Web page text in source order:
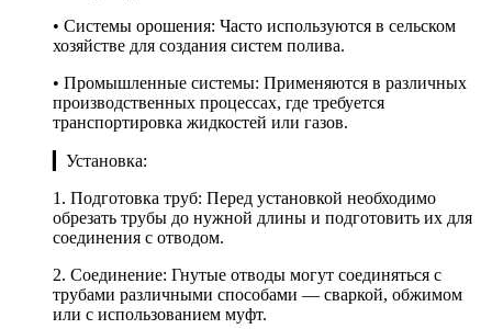
• Системы орошения: Часто используются в сельском
хозяйстве для создания систем полива.
• Промышленные системы: Применяются в различных
производственных процессах, где требуется
транспортировка жидкостей или газов.
▎Установка:
1. Подготовка труб: Перед установкой необходимо
обрезать трубы до нужной длины и подготовить их для
соединения с отводом.
2. Соединение: Гнутые отводы могут соединяться с
трубами различными способами — сваркой, обжимом
или с использованием муфт.